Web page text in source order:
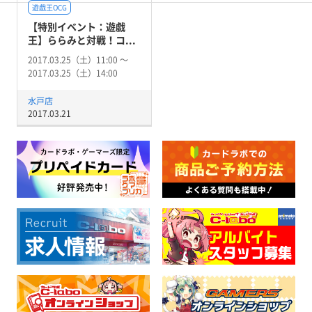
遊戯王OCG
【特別イベント：遊戯
王】ららみと対戦！コ...
2017.03.25（土）11:00 〜
2017.03.25（土）14:00
水戸店
2017.03.21